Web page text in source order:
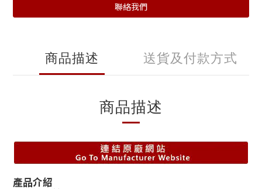
聯絡我們
商品描述 送貨及付款方式
商品描述
產品介紹